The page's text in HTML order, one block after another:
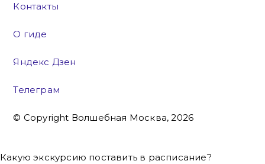
Контакты
О гиде
Яндекс Дзен
Телеграм
© Copyright Волшебная Москва, 2026
Какую экскурсию поставить в расписание?